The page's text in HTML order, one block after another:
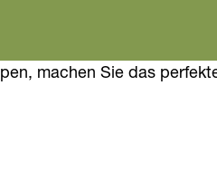
machen Sie das